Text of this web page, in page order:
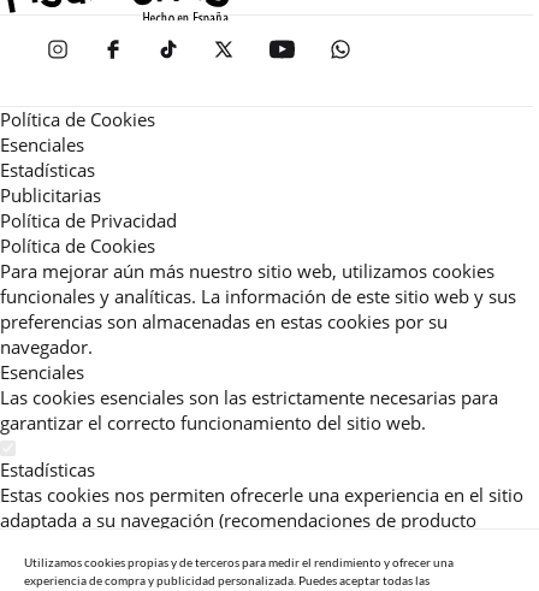
Política de Cookies
Esenciales
Estadísticas
Publicitarias
Política de Privacidad
Política de Cookies
Para mejorar aún más nuestro sitio web, utilizamos cookies
funcionales y analíticas. La información de este sitio web y sus
preferencias son almacenadas en estas cookies por su
navegador.
Esenciales
Las cookies esenciales son las estrictamente necesarias para
garantizar el correcto funcionamiento del sitio web.
Estadísticas
Estas cookies nos permiten ofrecerle una experiencia en el sitio
adaptada a su navegación (recomendaciones de producto
consultadas, etc).Al activar esta cookie, nos ayuda a mejorar aún
Utilizamos cookies propias y de terceros para medir el rendimiento y ofrecer una
experiencia de compra y publicidad personalizada. Puedes aceptar todas las